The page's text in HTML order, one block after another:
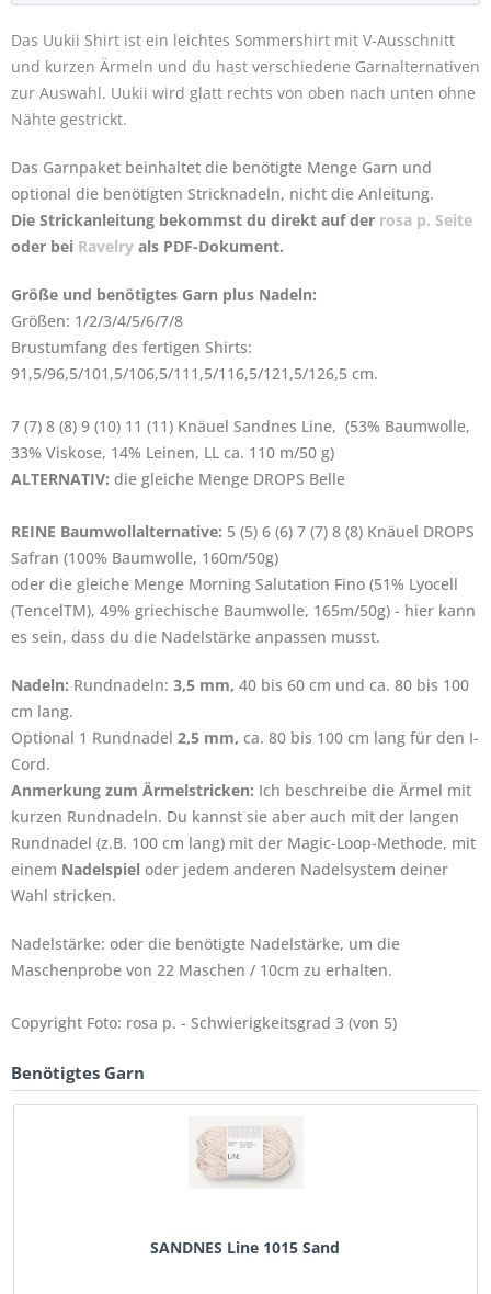
Das Uukii Shirt ist ein leichtes Sommershirt mit V-Ausschnitt
und kurzen Ärmeln und du hast verschiedene Garnalternativen
zur Auswahl. Uukii wird glatt rechts von oben nach unten ohne
Nähte gestrickt.
Das Garnpaket beinhaltet die benötigte Menge Garn und
optional die benötigten Stricknadeln, nicht die Anleitung.
Die Strickanleitung bekommst du direkt auf der rosa p. Seite
oder bei Ravelry als PDF-Dokument.
Größe und benötigtes Garn plus Nadeln:
Größen: 1/2/3/4/5/6/7/8
Brustumfang des fertigen Shirts:
91,5/96,5/101,5/106,5/111,5/116,5/121,5/126,5 cm.
7 (7) 8 (8) 9 (10) 11 (11) Knäuel Sandnes Line, (53% Baumwolle,
33% Viskose, 14% Leinen, LL ca. 110 m/50 g)
ALTERNATIV: die gleiche Menge DROPS Belle
REINE Baumwollalternative: 5 (5) 6 (6) 7 (7) 8 (8) Knäuel DROPS
Safran (100% Baumwolle, 160m/50g)
oder die gleiche Menge Morning Salutation Fino (51% Lyocell
(TencelTM), 49% griechische Baumwolle, 165m/50g) - hier kann
es sein, dass du die Nadelstärke anpassen musst.
Nadeln: Rundnadeln: 3,5 mm, 40 bis 60 cm und ca. 80 bis 100
cm lang.
Optional 1 Rundnadel 2,5 mm, ca. 80 bis 100 cm lang für den I-
Cord.
Anmerkung zum Ärmelstricken: Ich beschreibe die Ärmel mit
kurzen Rundnadeln. Du kannst sie aber auch mit der langen
Rundnadel (z.B. 100 cm lang) mit der Magic-Loop-Methode, mit
einem Nadelspiel oder jedem anderen Nadelsystem deiner
Wahl stricken.
Nadelstärke: oder die benötigte Nadelstärke, um die
Maschenprobe von 22 Maschen / 10cm zu erhalten.
Copyright Foto: rosa p. - Schwierigkeitsgrad 3 (von 5)
Benötigtes Garn
SANDNES Line 1015 Sand